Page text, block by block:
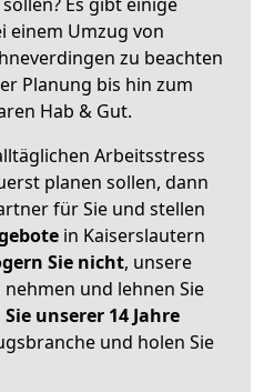
einem Umzug von
zu beachten
Planung bis hin zum
Hab & Gut.
Arbeitsstress
planen sollen, dann
für Sie und stellen
in Kaiserslautern
Sie nicht, unsere
und lehnen Sie
unserer 14 Jahre
und holen Sie